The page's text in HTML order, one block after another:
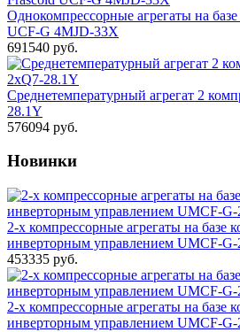
Однокомпрессорные агрегаты на
UCF-G 4MJD-33X
691540 руб.
Среднетемпературный агрегат 2
28.1Y
576094 руб.
Новинки
2-х компрессорные агрегаты на базе
инверторным управлением UMCF-
453335 руб.
2-х компрессорные агрегаты на базе
инверторным управлением UMCF-